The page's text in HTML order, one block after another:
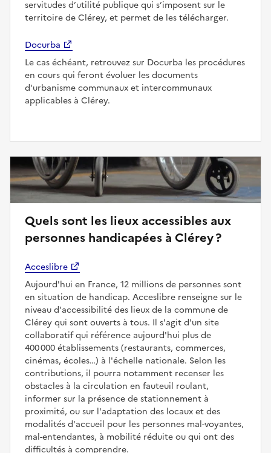
servitudes d’utilité publique qui s’imposent sur le
territoire de Clérey, et permet de les télécharger.
Docurba
Le cas échéant, retrouvez sur Docurba les procédures
en cours qui feront évoluer les documents
d'urbanisme communaux et intercommunaux
applicables à Clérey.
Quels sont les lieux accessibles aux
personnes handicapées à Clérey ?
Acceslibre
Aujourd'hui en France, 12 millions de personnes sont
en situation de handicap. Acceslibre renseigne sur le
niveau d'accessibilité des lieux de la commune de
Clérey qui sont ouverts à tous. Il s'agit d'un site
collaboratif qui référence aujourd'hui plus de
400 000 établissements (restaurants, commerces,
cinémas, écoles…) à l'échelle nationale. Selon les
contributions, il pourra notamment recenser les
obstacles à la circulation en fauteuil roulant,
informer sur la présence de stationnement à
proximité, ou sur l'adaptation des locaux et des
modalités d'accueil pour les personnes mal-voyantes,
mal-entendantes, à mobilité réduite ou qui ont des
difficultés à comprendre.